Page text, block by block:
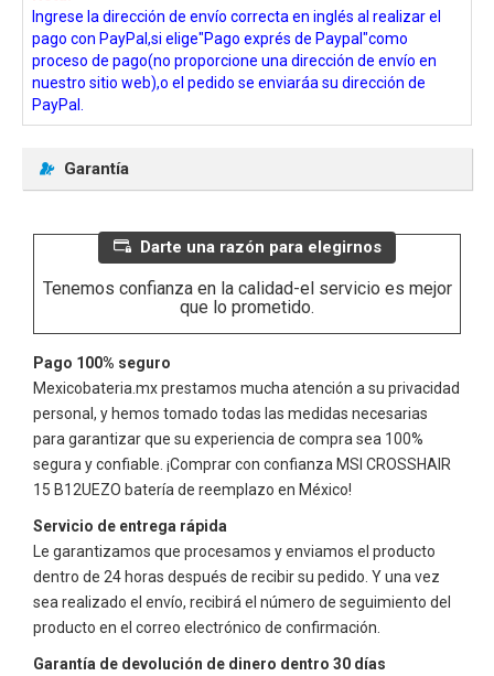
Ingrese la dirección de envío correcta en inglés al realizar el
pago con PayPal,si elige"Pago exprés de Paypal"como
proceso de pago(no proporcione una dirección de envío en
nuestro sitio web),o el pedido se enviaráa su dirección de
PayPal.
Garantía
Darte una razón para elegirnos
Tenemos confianza en la calidad-el servicio es mejor
que lo prometido.
Pago 100% seguro
Mexicobateria.mx prestamos mucha atención a su privacidad
personal, y hemos tomado todas las medidas necesarias
para garantizar que su experiencia de compra sea 100%
segura y confiable. ¡Comprar con confianza MSI CROSSHAIR
15 B12UEZO batería de reemplazo en México!
Servicio de entrega rápida
Le garantizamos que procesamos y enviamos el producto
dentro de 24 horas después de recibir su pedido. Y una vez
sea realizado el envío, recibirá el número de seguimiento del
producto en el correo electrónico de confirmación.
Garantía de devolución de dinero dentro 30 días